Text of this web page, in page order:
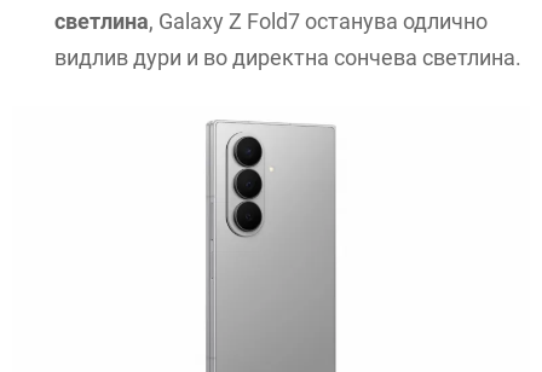
светлина, Galaxy Z Fold7 останува одлично
видлив дури и во директна сончева светлина.